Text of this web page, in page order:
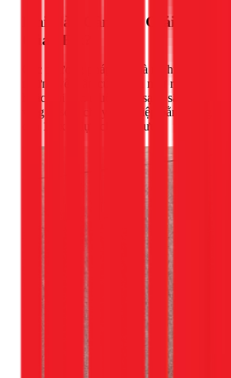
Khi Nào Cần Đến Giải Pháp
Của 1Fix?
Các phương pháp tại nhà rất hữu ích
những vết bẩn cứng đầu như rượu vang,
hoặc khi bạn muốn làm sạch sâu, diệt
vụ giặt sofa chuyên nghiệp bằng công
của 1Fix là lựa chọn tối ưu.